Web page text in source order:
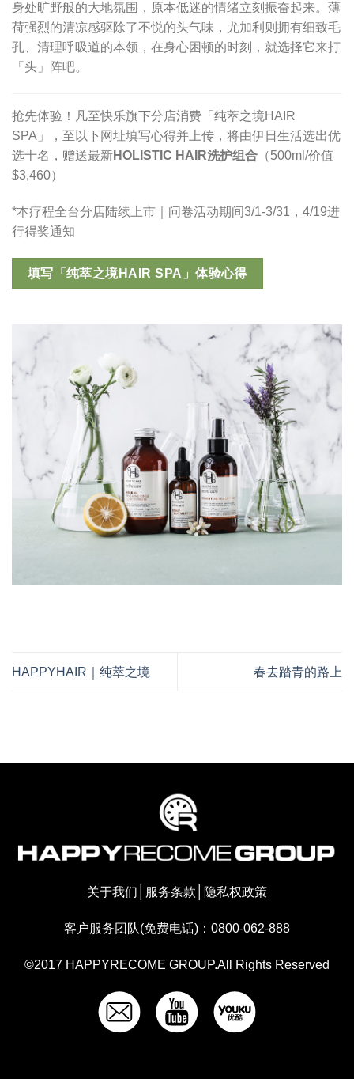
身处旷野般的大地氛围，原本低迷的情绪立刻振奋起来。薄
荷强烈的清凉感驱除了不悦的头气味，尤加利则拥有细致毛
孔、清理呼吸道的本领，在身心困顿的时刻，就选择它来打
「头」阵吧。
抢先体验！凡至快乐旗下分店消费「纯萃之境HAIR
SPA」，至以下网址填写心得并上传，将由伊日生活选出优
选十名，赠送最新HOLISTIC HAIR洗护组合 （500ml/价值
$3,460）
*本疗程全台分店陆续上市｜问卷活动期间3/1-3/31，4/19进
行得奖通知
填写「纯萃之境HAIR SPA」体验心得
HAPPYHAIR｜纯萃之境 春去踏青的路上
关于我们 服务条款 隐私权政策
客户服务团队(免费电话)：0800-062-888
©2017 HAPPYRECOME GROUP.All Rights Reserved